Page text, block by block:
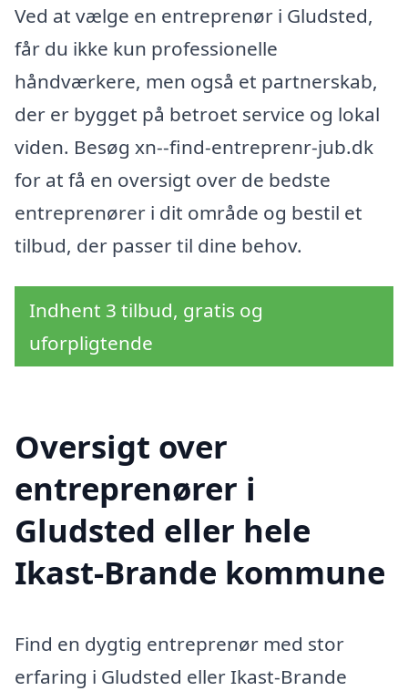
Ved at vælge en entreprenør i Gludsted,
får du ikke kun professionelle
håndværkere, men også et partnerskab,
der er bygget på betroet service og lokal
viden. Besøg xn--find-entreprenr-jub.dk
for at få en oversigt over de bedste
entreprenører i dit område og bestil et
tilbud, der passer til dine behov.
Indhent 3 tilbud, gratis og
uforpligtende
Oversigt over
entreprenører i
Gludsted eller hele
Ikast-Brande kommune
Find en dygtig entreprenør med stor
erfaring i Gludsted eller Ikast-Brande